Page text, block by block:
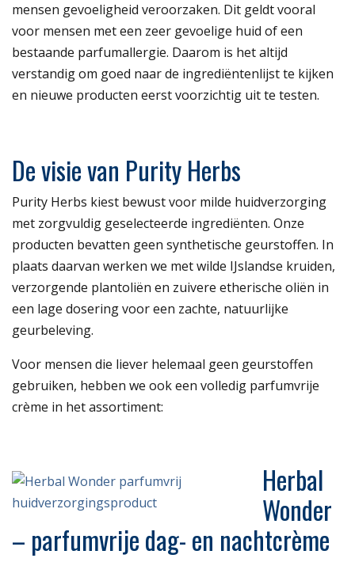
mensen gevoeligheid veroorzaken. Dit geldt vooral
voor mensen met een zeer gevoelige huid of een
bestaande parfumallergie. Daarom is het altijd
verstandig om goed naar de ingrediëntenlijst te kijken
en nieuwe producten eerst voorzichtig uit te testen.
De visie van Purity Herbs
Purity Herbs kiest bewust voor milde huidverzorging
met zorgvuldig geselecteerde ingrediënten. Onze
producten bevatten geen synthetische geurstoffen. In
plaats daarvan werken we met wilde IJslandse kruiden,
verzorgende plantoliën en zuivere etherische oliën in
een lage dosering voor een zachte, natuurlijke
geurbeleving.
Voor mensen die liever helemaal geen geurstoffen
gebruiken, hebben we ook een volledig parfumvrije
crème in het assortiment:
Herbal
Wonder
– parfumvrije dag- en nachtcrème